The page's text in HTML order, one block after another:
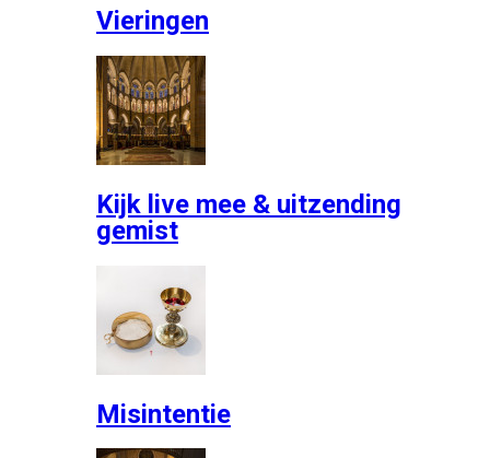
Vieringen
Kijk live mee & uitzending
gemist
Misintentie